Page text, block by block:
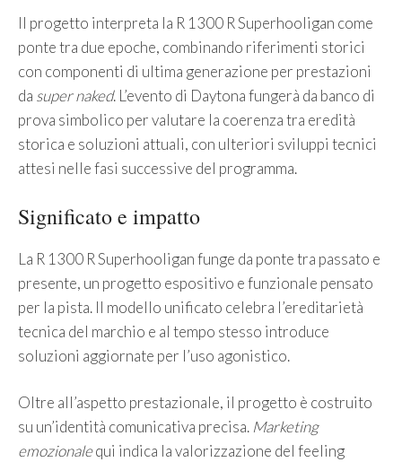
Il progetto interpreta la R 1300 R Superhooligan come
ponte tra due epoche, combinando riferimenti storici
con componenti di ultima generazione per prestazioni
da super naked. L’evento di Daytona fungerà da banco di
prova simbolico per valutare la coerenza tra eredità
storica e soluzioni attuali, con ulteriori sviluppi tecnici
attesi nelle fasi successive del programma.
Significato e impatto
La R 1300 R Superhooligan funge da ponte tra passato e
presente, un progetto espositivo e funzionale pensato
per la pista. Il modello unificato celebra l’ereditarietà
tecnica del marchio e al tempo stesso introduce
soluzioni aggiornate per l’uso agonistico.
Oltre all’aspetto prestazionale, il progetto è costruito
su un’identità comunicativa precisa. Marketing
emozionalequi indica la valorizzazione del feeling